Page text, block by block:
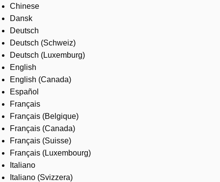
Industries
Services
About us
Where to buy
Contact us
Careers
Chinese
Dansk
Deutsch
Deutsch (Schweiz)
Deutsch (Luxemburg)
English
English (Canada)
Español
Français
Français (Belgique)
Français (Canada)
Français (Suisse)
Français (Luxembourg)
Italiano
Italiano (Svizzera)